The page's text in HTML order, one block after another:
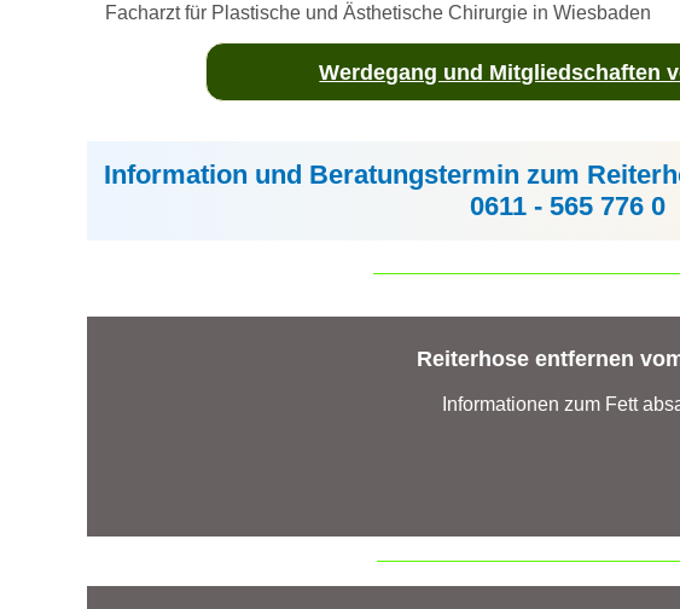
Facharzt für Plastische und Ästhetische Chirurgie in Wiesbaden
Werdegang und Mitgliedschaften
Information und Beratungstermin zum
0611 - 565 776 0
Reiterhose entfernen
Informationen zum Fett